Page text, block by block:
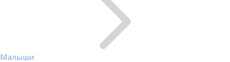
Малыши